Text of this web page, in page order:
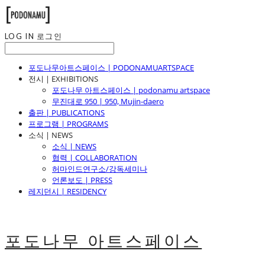
LOG IN 로그인
포도나무아트스페이스 | PODONAMUARTSPACE
전시 | EXHIBITIONS
포도나무 아트스페이스 | podonamu artspace
무진대로 950 | 950, Mujin-daero
출판 | PUBLICATIONS
프로그램 | PROGRAMS
소식 | NEWS
소식 | NEWS
협력 | COLLABORATION
허마인드연구소/강독세미나
언론보도 | PRESS
레지던시 | RESIDENCY
포도나무 아트스페이스